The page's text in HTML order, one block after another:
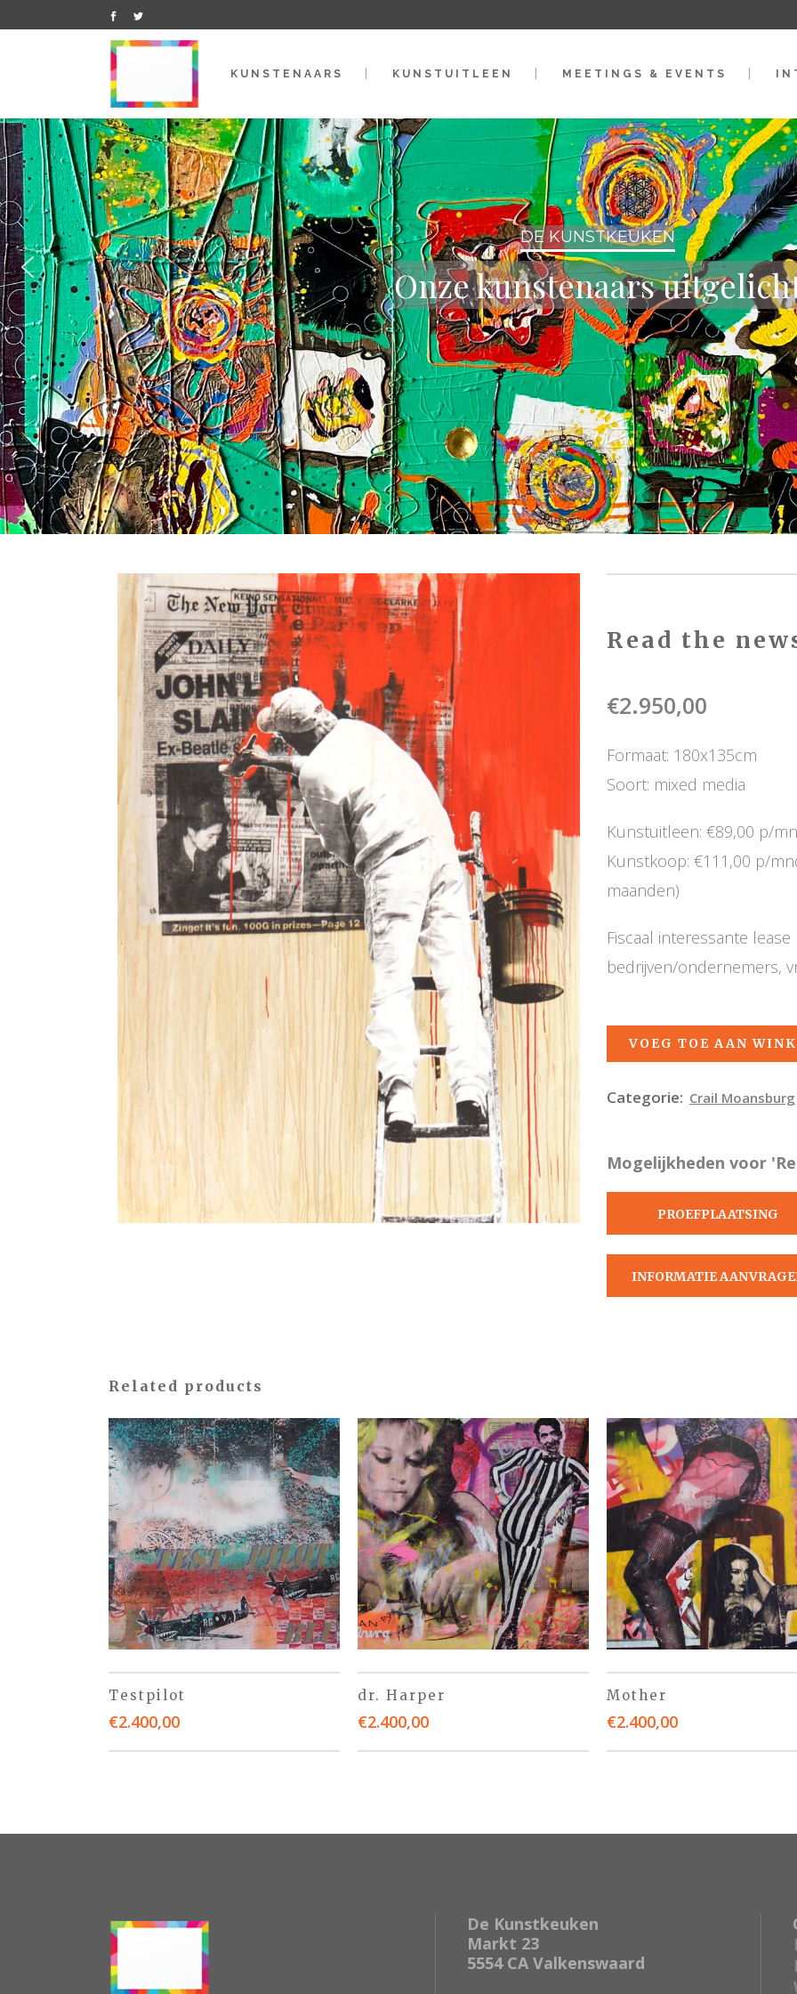
KUNSTENAARS KUNSTUITLEEN MEETINGS & EVENTS
DE KUNSTKEUKEN
Onze kunstenaars
Read the
€2.950,00
Formaat: 180x135cm
Soort: mixed media
Kunstuitleen: €89,00 p/
Kunstkoop: €111,00 p/
maanden)
Fiscaal interessante
bedrijven/ondernemers,
VOEG TOE AAN
Categorie: Crail Moansburg
Mogelijkheden voor
PROEFPLAATSING
INFORMATIE
Related products
Testpilot
€2.400,00
dr. Harper
€2.400,00
Mother
€2.400,00
De Kunstkeuken
Markt 23
5554 CA Valkenswaard